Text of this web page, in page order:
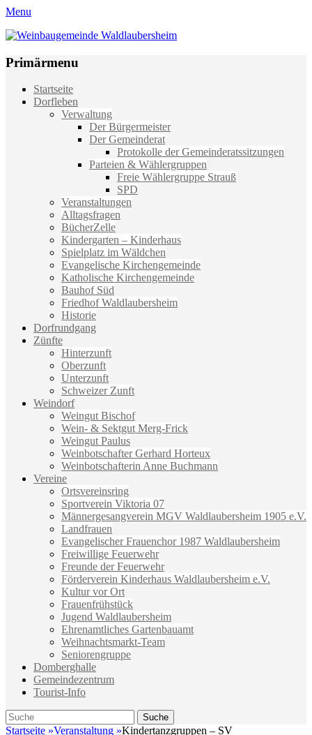
Menu
Weinbaugemeinde Waldlaubersheim
Primärmenu
Weiter
zum
Startseite
Dorfleben
Verwaltung
Der Bürgermeister
Der Gemeinderat
Protokolle der Gemeinderatssitzungen
Parteien & Wählergruppen
Freie Wählergruppe Strauß
SPD
Veranstaltungen
Alltagsfragen
BücherZelle
Kindergarten – Kinderhaus
Spielplatz im Wäldchen
Evangelische Kirchengemeinde
Katholische Kirchengemeinde
Bauhof Süd
Friedhof Waldlaubersheim
Historie
Dorfrundgang
Zünfte
Hinterzunft
Oberzunft
Unterzunft
Schweizer Zunft
Weindorf
Weingut Bischof
Wein- & Sektgut Merg-Frick
Weingut Paulus
Weinbotschafter Gerhard Horteux
Weinbotschafterin Anne Buchmann
Vereine
Ortsvereinsring
Sportverein Viktoria 07
Männergesangverein MGV Waldlaubersheim 1905 e.V.
Landfrauen
Evangelischer Frauenchor 1987 Waldlaubersheim
Freiwillige Feuerwehr
Freunde der Feuerwehr
Förderverein Kinderhaus Waldlaubersheim e.V.
Kultur vor Ort
Frauenfrühstück
Jugend Waldlaubersheim
Ehrenamtliches Gartenbauamt
Weihnachtsmarkt-Team
Seniorengruppe
Domberghalle
Gemeindezentrum
Tourist-Info
Suche
Suche
nach:
Startseite »Veranstaltung »Kindertanzgruppen – SV